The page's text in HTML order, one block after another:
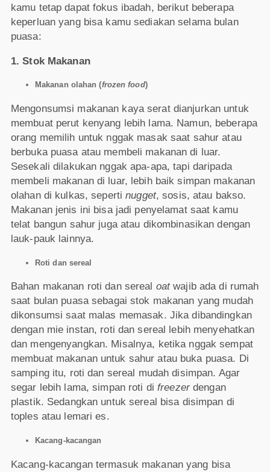
kamu tetap dapat fokus ibadah, berikut beberapa
keperluan yang bisa kamu sediakan selama bulan
puasa:
1. Stok Makanan
Makanan olahan (frozen food)
Mengonsumsi makanan kaya serat dianjurkan untuk
membuat perut kenyang lebih lama. Namun, beberapa
orang memilih untuk nggak masak saat sahur atau
berbuka puasa atau membeli makanan di luar.
Sesekali dilakukan nggak apa-apa, tapi daripada
membeli makanan di luar, lebih baik simpan makanan
olahan di kulkas, sepertinugget, sosis, atau bakso.
Makanan jenis ini bisa jadi penyelamat saat kamu
telat bangun sahur juga atau dikombinasikan dengan
lauk-pauk lainnya.
Roti dan sereal
Bahan makanan roti dan sereal oatwajib ada di rumah
saat bulan puasa sebagai stok makanan yang mudah
dikonsumsi saat malas memasak. Jika dibandingkan
dengan mie instan, roti dan sereal lebih menyehatkan
dan mengenyangkan. Misalnya, ketika nggak sempat
membuat makanan untuk sahur atau buka puasa. Di
samping itu, roti dan sereal mudah disimpan. Agar
segar lebih lama, simpan roti difreezerdengan
plastik. Sedangkan untuk sereal bisa disimpan di
toples atau lemari es.
Kacang-kacangan
Kacang-kacangan termasuk makanan yang bisa